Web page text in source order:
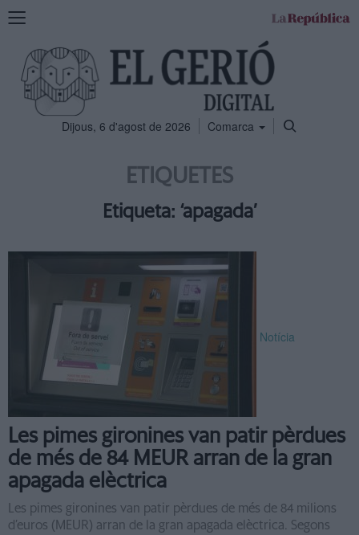
Mostra
navegació
Dijous, 6 d'agost de 2026 Comarca
ETIQUETES
Etiqueta: ‘apagada’
Notícia
Les pimes gironines van patir pèrdues
de més de 84 MEUR arran de la gran
apagada elèctrica
Les pimes gironines van patir pèrdues de més de 84 milions
d’euros (MEUR) arran de la gran apagada elèctrica. Segons